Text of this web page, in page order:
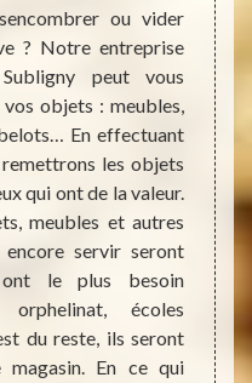
ou vider
? Notre entreprise
peut vous
objets : meubles,
En effectuant
les objets
qui ont de la valeur.
meubles et autres
servir seront
le plus besoin
orphelinat, écoles
du reste, ils seront
En ce qui
qui
que
sont
pas
tout